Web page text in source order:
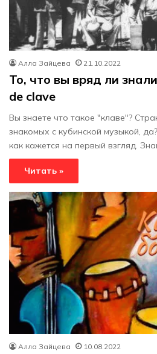
Алла Зайцева 21.10.2022
То, что вы вряд ли
de clave
Вы знаете что такое "клаве"?
знакомых с кубинской музыкой,
как кажется на первый взгляд.
Читать »
Алла Зайцева 10.08.2022